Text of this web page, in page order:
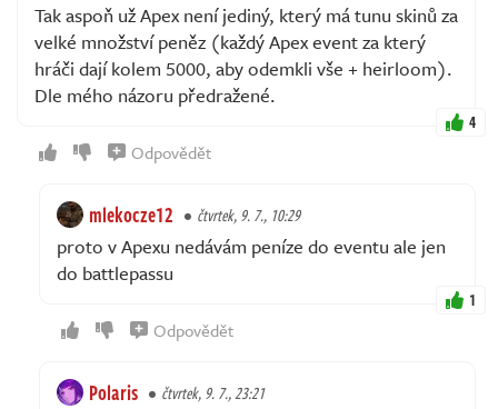
Tak aspoň už Apex není jediný, který má tunu skinů za
velké množství peněz (každý Apex event za který
hráči dají kolem 5000, aby odemkli vše + heirloom).
Dle mého názoru předražené.
4
Odpovědět
mlekocze12 čtvrtek, 9. 7., 10:29
proto v Apexu nedávám peníze do eventu ale jen
do battlepassu
1
Odpovědět
Polaris čtvrtek, 9. 7., 23:21